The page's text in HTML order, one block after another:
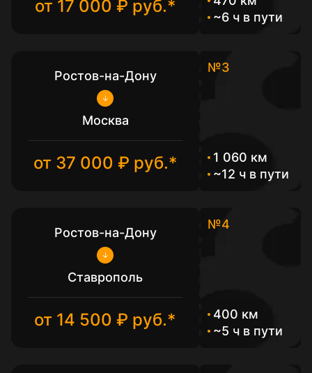
от 17 000 ₽ руб.*
~6 ч в пути
Ростов-на-Дону
Москва
от 37 000 ₽ руб.*
№3
1 060 км
~12 ч в пути
Ростов-на-Дону
Ставрополь
от 14 500 ₽ руб.*
№4
400 км
~5 ч в пути